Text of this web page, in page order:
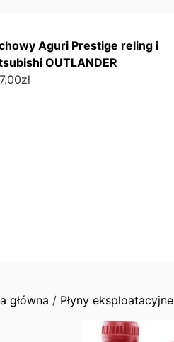
Aguri Prestige reling i
OUTLANDER
zł
główna / Płyny eksploatacyjne